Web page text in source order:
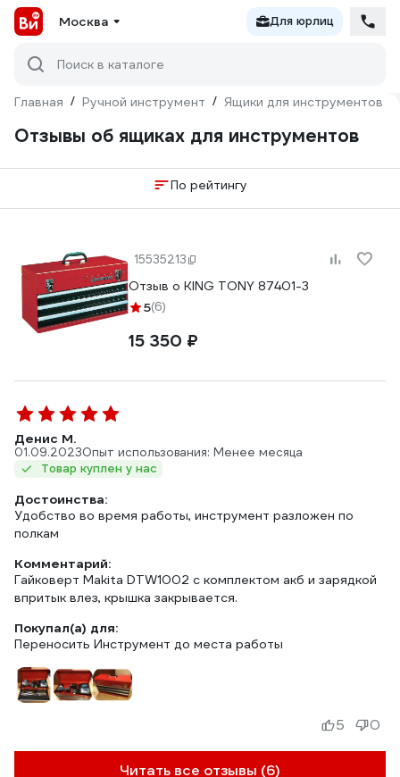
Москва Для юрлиц
Поиск в каталоге
Главная / Ручной инструмент / Ящики для инструментов
Отзывы об ящиках для инструментов
По рейтингу
15535213
Отзыв о KING TONY 87401-3
5(6)
15 350 ₽
Денис М.
01.09.2023Опыт использования: Менее месяца
Товар куплен у нас
Достоинства:
Удобство во время работы, инструмент разложен по
полкам
Комментарий:
Гайковерт Makita DTW1002 с комплектом акб и зарядкой
впритык влез, крышка закрывается.
Покупал(а) для:
Переносить Инструмент до места работы
Читать все отзывы (6)
5 0